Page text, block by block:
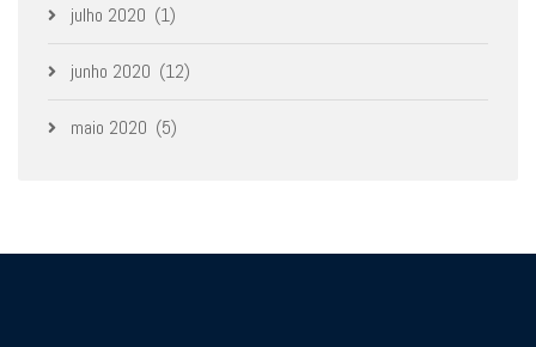
julho 2020 (1)
junho 2020 (12)
maio 2020 (5)